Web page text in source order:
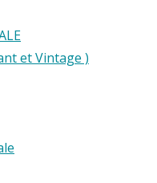
et Vintage )de Paris